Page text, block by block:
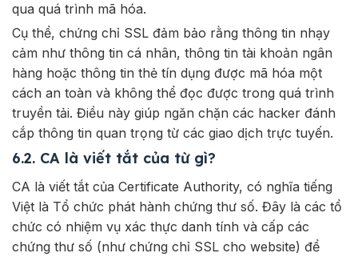
qua quá trình mã hóa.
Cụ thể, chứng chỉ SSL đảm bảo rằng thông tin nhạy
cảm như thông tin cá nhân, thông tin tài khoản ngân
hàng hoặc thông tin thẻ tín dụng được mã hóa một
cách an toàn và không thể đọc được trong quá trình
truyền tải. Điều này giúp ngăn chặn các hacker đánh
cắp thông tin quan trọng từ các giao dịch trực tuyến.
6.2. CA là viết tắt của từ gì?
CA là viết tắt của Certificate Authority, có nghĩa tiếng
Việt là Tổ chức phát hành chứng thư số. Đây là các tổ
chức có nhiệm vụ xác thực danh tính và cấp các
chứng thư số (như chứng chỉ SSL cho website) để